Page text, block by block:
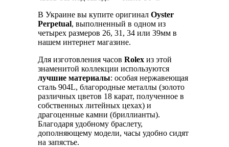
В Украине вы купите оригинал Oyster
Perpetual, выполненный в одном из
четырех размеров 26, 31, 34 или 39мм в
нашем интернет магазине.
Для изготовления часов Rolex из этой
знаменитой коллекции используются
лучшие материалы: особая нержавеющая
сталь 904L, благородные металлы (золото
различных цветов 18 карат, полученное в
собственных литейных цехах) и
драгоценные камни (бриллианты).
Благодаря удобному браслету,
дополняющему модели, часы удобно сидят
на запястье.